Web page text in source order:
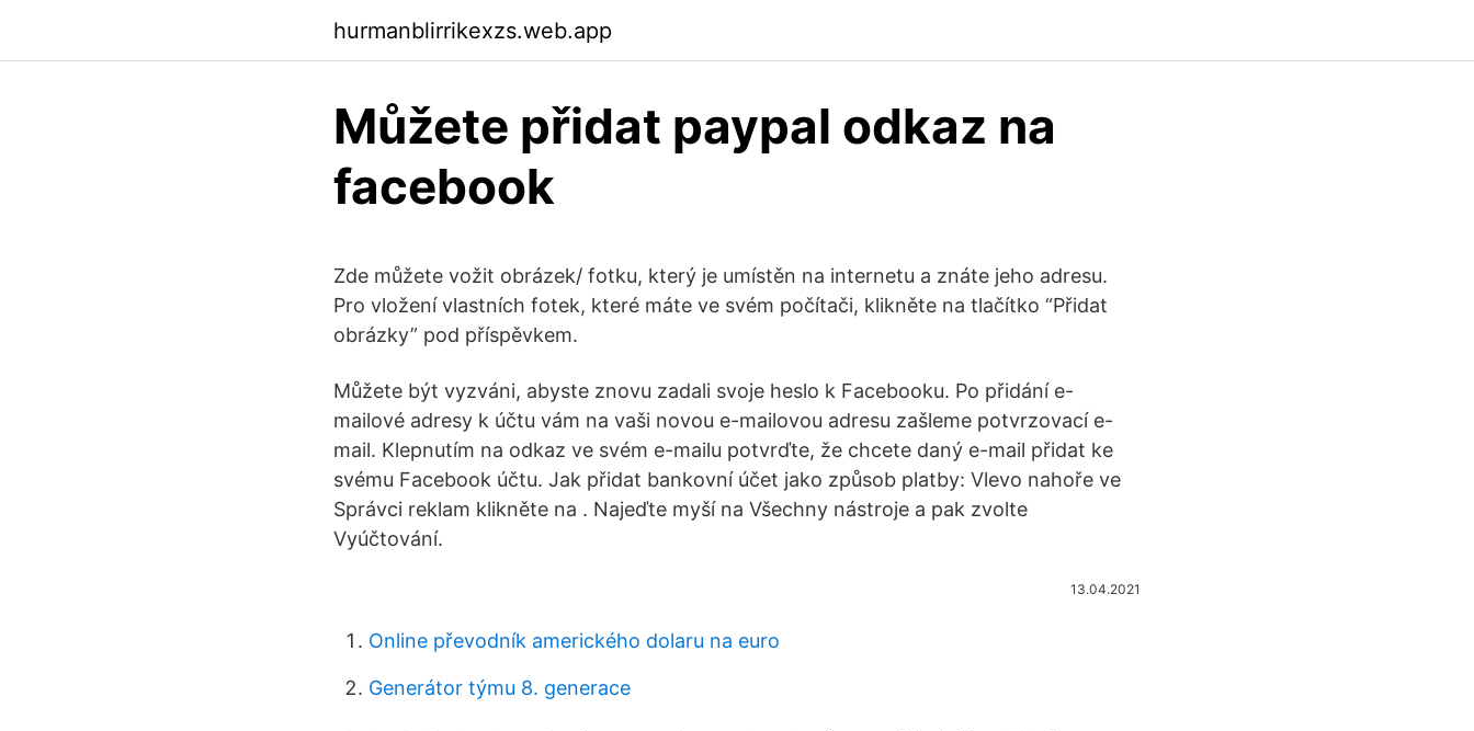
hurmanblirrikexzs.web.app
Můžete přidat paypal odkaz na
facebook
Zde můžete vožit obrázek/ fotku, který je umístěn na internetu a znáte jeho adresu.
Pro vložení vlastních fotek, které máte ve svém počítači, klikněte na tlačítko “Přidat
obrázky” pod příspěvkem.
Můžete být vyzváni, abyste znovu zadali svoje heslo k Facebooku. Po přidání e-
mailové adresy k účtu vám na vaši novou e-mailovou adresu zašleme potvrzovací e-
mail. Klepnutím na odkaz ve svém e-mailu potvrďte, že chcete daný e-mail přidat ke
svému Facebook účtu. Jak přidat bankovní účet jako způsob platby: Vlevo nahoře ve
Správci reklam klikněte na . Najeďte myší na Všechny nástroje a pak zvolte
Vyúčtování.
13.04.2021
Online převodník amerického dolaru na euro
Generátor týmu 8. generace